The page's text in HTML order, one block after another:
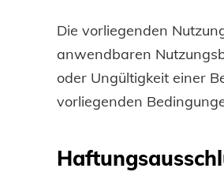
Die vorliegenden
anwendbaren
oder Ungültigkeit einer
vorliegenden